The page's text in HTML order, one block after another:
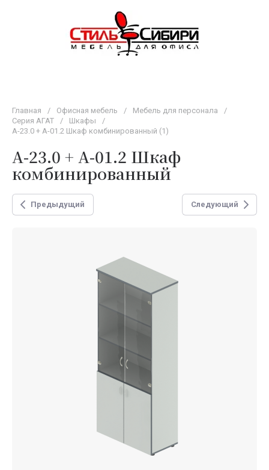
Главная / Офисная мебель / Мебель для персонала
/
Серия АГАТ
/ Шкафы
/
А-23.0 + А-01.2 Шкаф комбинированный (1)
А-23.0 + А-01.2 Шкаф
комбинированный
Предыдущий Следующий